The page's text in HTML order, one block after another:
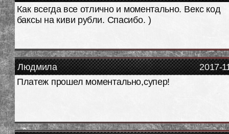
Как всегда все отлично и моментально. Векс код
баксы на киви рубли. Спасибо. )
2017-
Людмила
Платеж прошел моментально,супер!